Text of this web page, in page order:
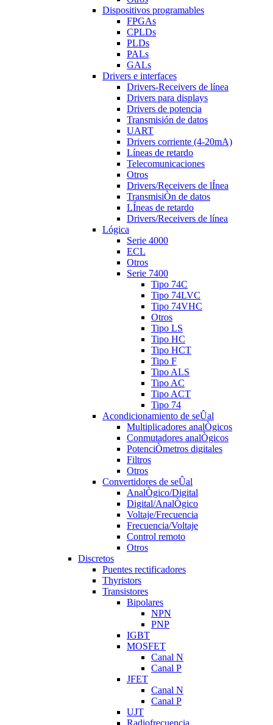
Dispositivos programables
FPGAs
CPLDs
PLDs
PALs
GALs
Drivers e interfaces
Drivers-Receivers de línea
Drivers para displays
Drivers de potencia
Transmisión de datos
UART
Drivers corriente (4-20mA)
Líneas de retardo
Telecomunicaciones
Otros
Drivers/Receivers de lÍnea
TransmisiÒn de datos
LÍneas de retardo
Drivers/Receivers de línea
Lógica
Serie 4000
ECL
Otros
Serie 7400
Tipo 74C
Tipo 74LVC
Tipo 74VHC
Otros
Tipo LS
Tipo HC
Tipo HCT
Tipo F
Tipo ALS
Tipo AC
Tipo ACT
Tipo 74
Acondicionamiento de seÛal
Multiplicadores analÒgicos
Conmutadores analÒgicos
PotenciÒmetros digitales
Filtros
Otros
Convertidores de seÛal
AnalÒgico/Digital
Digital/AnalÒgico
Voltaje/Frecuencia
Frecuencia/Voltaje
Control remoto
Otros
Discretos
Puentes rectificadores
Thyristors
Transistores
Bipolares
NPN
PNP
IGBT
MOSFET
Canal N
Canal P
JFET
Canal N
Canal P
UJT
Radiofrecuencia